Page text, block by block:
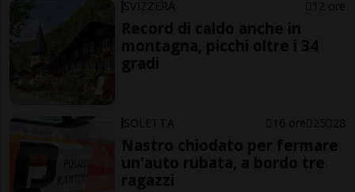
SVIZZERA 12 ore
Record di caldo anche in
montagna, picchi oltre i 34
gradi
SOLETTA 16 ore 25 28
Nastro chiodato per fermare
un'auto rubata, a bordo tre
ragazzi